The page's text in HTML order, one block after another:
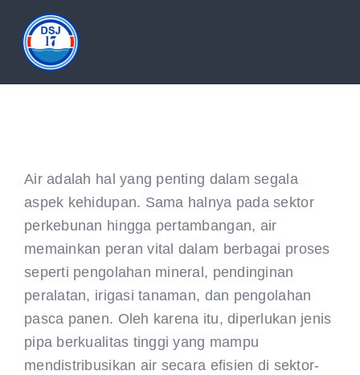
content
PRODUCT
DOCUMENTATION
ARTICLES
CONTACT US
Air adalah hal yang penting dalam segala
aspek kehidupan. Sama halnya pada sektor
perkebunan hingga pertambangan, air
memainkan peran vital dalam berbagai proses
seperti pengolahan mineral, pendinginan
peralatan, irigasi tanaman, dan pengolahan
pasca panen. Oleh karena itu, diperlukan jenis
pipa berkualitas tinggi yang mampu
mendistribusikan air secara efisien di sektor-